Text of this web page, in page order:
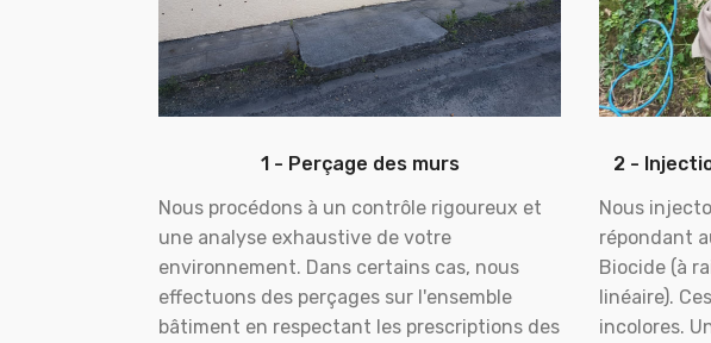
1 - Perçage des murs
Nous procédons à un contrôle rigoureux et
une analyse exhaustive de votre
environnement. Dans certains cas, nous
effectuons des perçages sur l'ensemble
bâtiment en respectant les prescriptions des
2 -
Nous
répondant
Biocide (à
linéaire).
incolores.